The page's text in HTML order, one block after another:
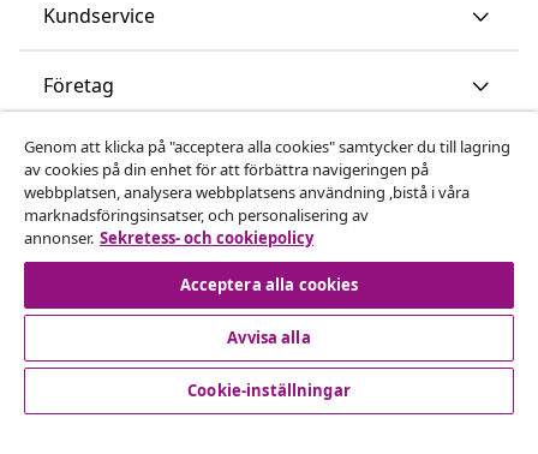
Kundservice
Företag
vidaXL
Upptäck mer
© 2008-2026 vidaXL www.vidaxl.se är en webbshop från
Genom att klicka på "acceptera alla cookies" samtycker du till lagring
av cookies på din enhet för att förbättra navigeringen på
webbplatsen, analysera webbplatsens användning ,bistå i våra
marknadsföringsinsatser, och personalisering av
annonser. Sekretess- och cookiepolicy
Acceptera alla cookies
Avvisa alla
Cookie-inställningar